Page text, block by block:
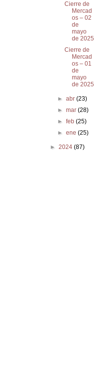
Cierre de
Mercad
os – 02
de
mayo
de 2025
Cierre de
Mercad
os – 01
de
mayo
de 2025
► abr (23)
► mar (28)
► feb (25)
► ene (25)
►2024(87)